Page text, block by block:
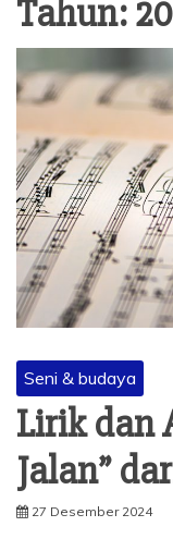
Tahun:
Seni & budaya
Lirik dan
Jalan”
27 Desember 2024